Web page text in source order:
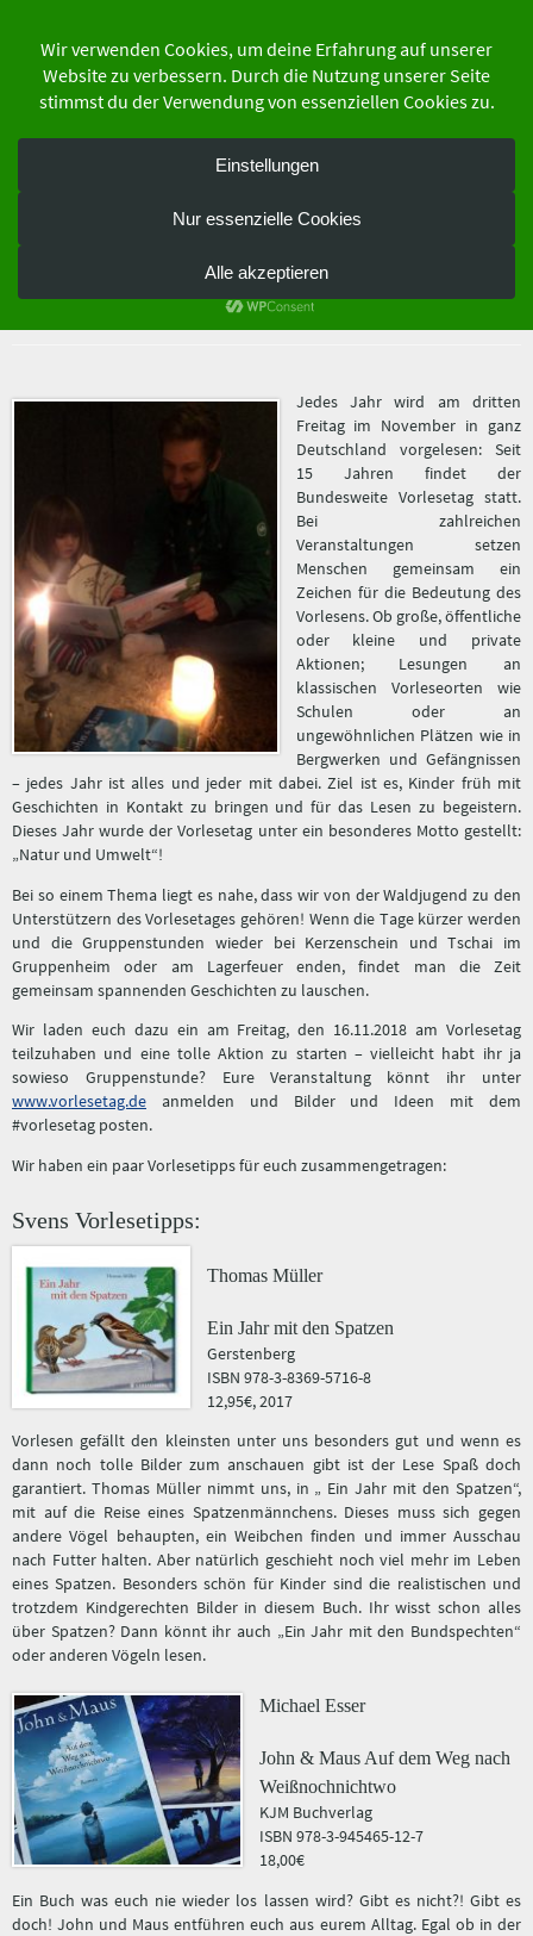
springen
der Schutzgemeinschaft Deutscher Wald
Bundesverband e.V.
Waldjugend unterstützt
Vorlesetag der Zeit
Jedes Jahr wird am dritten
Freitag im November in ganz
Deutschland vorgelesen: Seit
15 Jahren findet der
Bundesweite Vorlesetag statt.
Bei zahlreichen
Veranstaltungen setzen
Menschen gemeinsam ein
Zeichen für die Bedeutung des
Vorlesens. Ob große, öffentliche
oder kleine und private
Aktionen; Lesungen an
klassischen Vorleseorten wie
Schulen oder an
ungewöhnlichen Plätzen wie in
Bergwerken und Gefängnissen
– jedes Jahr ist alles und jeder mit dabei. Ziel ist es, Kinder früh mit
Geschichten in Kontakt zu bringen und für das Lesen zu begeistern.
Dieses Jahr wurde der Vorlesetag unter ein besonderes Motto gestellt:
„Natur und Umwelt“!
Bei so einem Thema liegt es nahe, dass wir von der Waldjugend zu den
Unterstützern des Vorlesetages gehören! Wenn die Tage kürzer werden
und die Gruppenstunden wieder bei Kerzenschein und Tschai im
Gruppenheim oder am Lagerfeuer enden, findet man die Zeit
gemeinsam spannenden Geschichten zu lauschen.
Wir laden euch dazu ein am Freitag, den 16.11.2018 am Vorlesetag
teilzuhaben und eine tolle Aktion zu starten – vielleicht habt ihr ja
sowieso Gruppenstunde? Eure Veranstaltung könnt ihr unter
www.vorlesetag.de anmelden und Bilder und Ideen mit dem
#vorlesetag posten.
Wir haben ein paar Vorlesetipps für euch zusammengetragen:
Svens Vorlesetipps:
Thomas Müller
Ein Jahr mit den Spatzen
Gerstenberg
ISBN 978-3-8369-5716-8
12,95€, 2017
Vorlesen gefällt den kleinsten unter uns besonders gut und wenn es
dann noch tolle Bilder zum anschauen gibt ist der Lese Spaß doch
garantiert. Thomas Müller nimmt uns, in „ Ein Jahr mit den Spatzen“,
mit auf die Reise eines Spatzenmännchens. Dieses muss sich gegen
andere Vögel behaupten, ein Weibchen finden und immer Ausschau
nach Futter halten. Aber natürlich geschieht noch viel mehr im Leben
eines Spatzen. Besonders schön für Kinder sind die realistischen und
trotzdem Kindgerechten Bilder in diesem Buch. Ihr wisst schon alles
über Spatzen? Dann könnt ihr auch „Ein Jahr mit den Bundspechten“
oder anderen Vögeln lesen.
Michael Esser
John & Maus Auf dem Weg nach
Weißnochnichtwo
KJM Buchverlag
ISBN 978-3-945465-12-7
18,00€
Ein Buch was euch nie wieder los lassen wird? Gibt es nicht?! Gibt es
doch! John und Maus entführen euch aus eurem Alltag. Egal ob in der